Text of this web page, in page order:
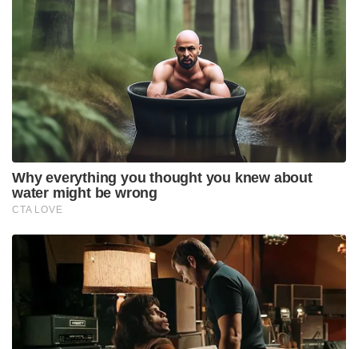
Why everything you thought you knew about
water might be wrong
CTA LOVE